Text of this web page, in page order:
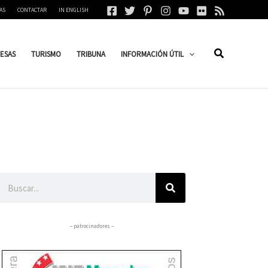
CONTACTAR IN ENGLISH
TURISMO TRIBUNA INFORMACIÓN ÚTIL
– patrocinadores –